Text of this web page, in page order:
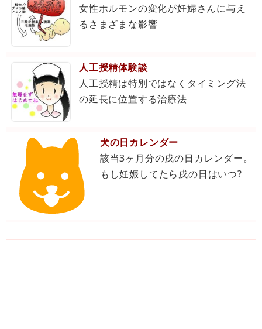
女性ホルモンの変化が妊婦さんに与え
るさまざまな影響
人工授精体験談
人工授精は特別ではなくタイミング法
の延長に位置する治療法
犬の日カレンダー
該当3ヶ月分の戌の日カレンダー。
もし妊娠してたら戌の日はいつ?